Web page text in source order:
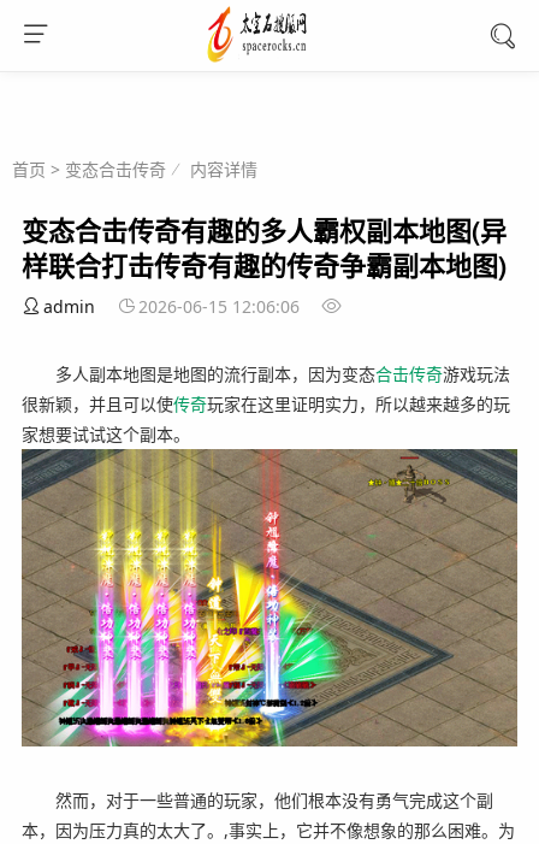
首页 > 变态合击传奇 内容详情
变态合击传奇有趣的多人霸权副本地图(异
样联合打击传奇有趣的传奇争霸副本地图)
admin 2026-06-15 12:06:06
多人副本地图是地图的流行副本，因为变态合击传奇游戏玩法
很新颖，并且可以使传奇玩家在这里证明实力，所以越来越多的玩
家想要试试这个副本。
然而，对于一些普通的玩家，他们根本没有勇气完成这个副
本，因为压力真的太大了。,事实上，它并不像想象的那么困难。为